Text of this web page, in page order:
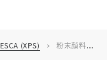
ESCA (XPS) chevron_right 粉末顔料の表面組成・化学状態解析（ESCA）